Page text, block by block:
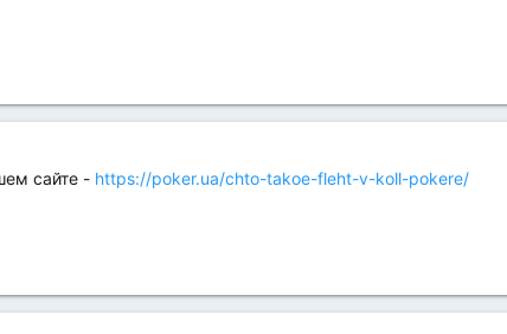
сайте - https://poker.ua/chto-takoe-fleht-v-koll-pokere/